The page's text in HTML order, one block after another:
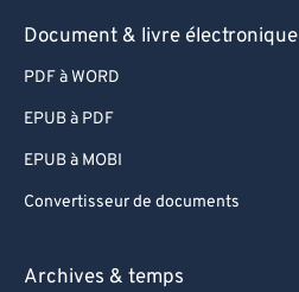
Document & livre électronique
PDF à WORD
EPUB à PDF
EPUB à MOBI
Convertisseur de documents
Archives & temps